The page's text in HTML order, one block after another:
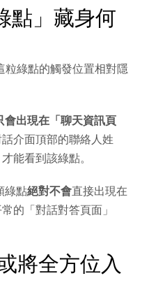
點」藏身何
粒綠點的觸發位置相對隱
會出現在「聊天資訊頁
介面頂部的聯絡人姓
能看到該綠點。
綠點絕對不會直接出現在
的「對話對答頁面」
將全方位入